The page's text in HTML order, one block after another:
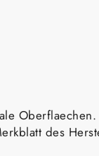
des